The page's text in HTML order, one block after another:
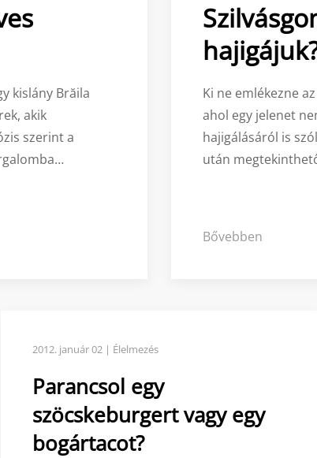
kislány Brăila
akik
szerint a
Ki ne emlékezne
ahol egy jelenet
hajigálásáról is
után
Bővebben
2012. január 02 | Élelmezés
Parancsol egy
szöcskeburgert vagy egy
bogártacot?